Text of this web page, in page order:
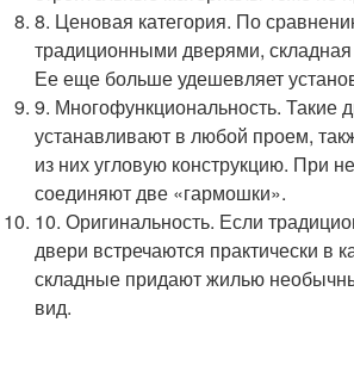
8. Ценовая категория. По
традиционными дверями, складная
Ее еще больше удешевляет
9. Многофункциональность. Такие
устанавливают в любой проем,
из них угловую конструкцию. При
соединяют две «гармошки».
10. Оригинальность. Если
двери встречаются практически в
складные придают жилью
вид.